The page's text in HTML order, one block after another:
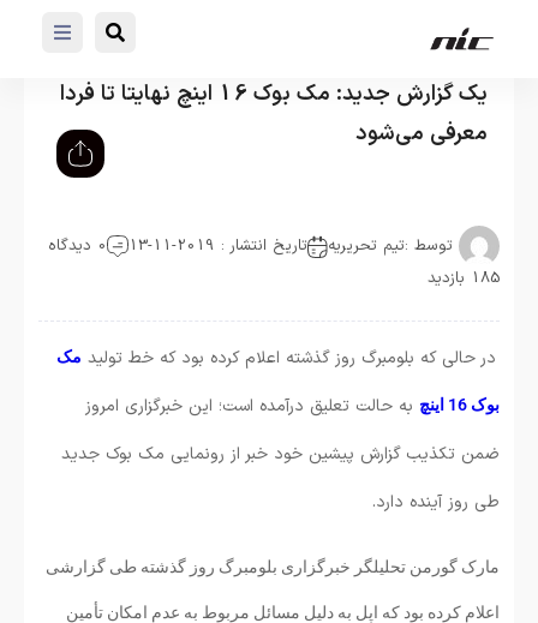
یک گزارش جدید: مک بوک 16 اینچ نهایتا تا فردا
معرفی می‌شود
توسط :تیم تحریریه تاریخ انتشار : 2019-11-13
0 دیدگاه
185 بازدید
در حالی که بلومبرگ روز گذشته اعلام کرده بود که خط تولید مک
بوک 16 اینچ
به حالت تعلیق درآمده است؛ این خبرگزاری امروز
ضمن تکذیب گزارش پیشین خود خبر از رونمایی مک بوک جدید
طی روز آینده دارد.
مارک گورمن تحلیلگر خبرگزاری بلومبرگ روز گذشته طی گزارشی
اعلام کرده بود که اپل به دلیل مسائل مربوط به عدم امکان تأمین